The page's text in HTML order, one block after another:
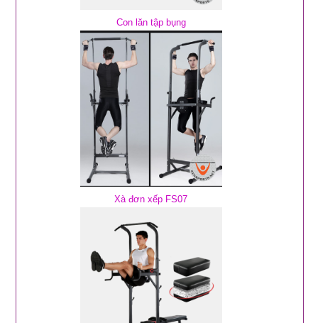
Con lăn tập bụng
Xà đơn xếp FS07